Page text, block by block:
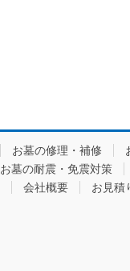
お墓の修理・補修
お墓の耐震・免震対策
会社概要 お見積